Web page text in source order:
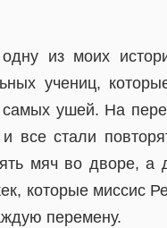
из моих
учениц,
самых ушей. На
все стали
мяч во дворе, а
которые миссис
перемену.